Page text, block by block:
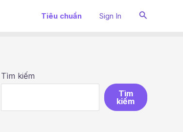
Tiêu chuẩn Sign In Search
Tìm kiếm
Tìm
kiếm